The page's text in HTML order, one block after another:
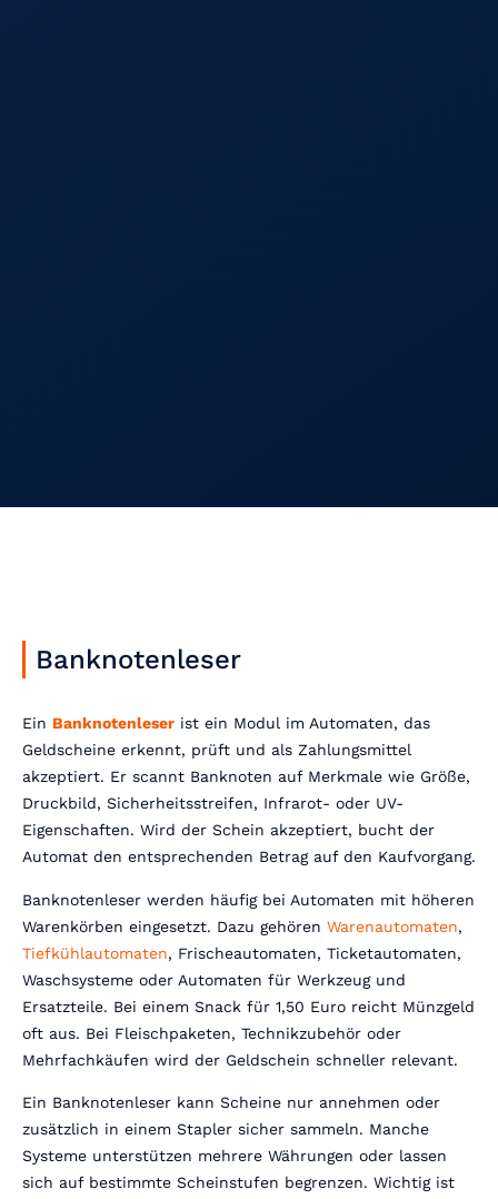
Banknotenleser
Ein Banknotenleser ist ein Modul im Automaten, das
Geldscheine erkennt, prüft und als Zahlungsmittel
akzeptiert. Er scannt Banknoten auf Merkmale wie Größe,
Druckbild, Sicherheitsstreifen, Infrarot- oder UV-
Eigenschaften. Wird der Schein akzeptiert, bucht der
Automat den entsprechenden Betrag auf den Kaufvorgang.
Banknotenleser werden häufig bei Automaten mit höheren
Warenkörben eingesetzt. Dazu gehören Warenautomaten,
Tiefkühlautomaten, Frischeautomaten, Ticketautomaten,
Waschsysteme oder Automaten für Werkzeug und
Ersatzteile. Bei einem Snack für 1,50 Euro reicht Münzgeld
oft aus. Bei Fleischpaketen, Technikzubehör oder
Mehrfachkäufen wird der Geldschein schneller relevant.
Ein Banknotenleser kann Scheine nur annehmen oder
zusätzlich in einem Stapler sicher sammeln. Manche
Systeme unterstützen mehrere Währungen oder lassen
sich auf bestimmte Scheinstufen begrenzen. Wichtig ist